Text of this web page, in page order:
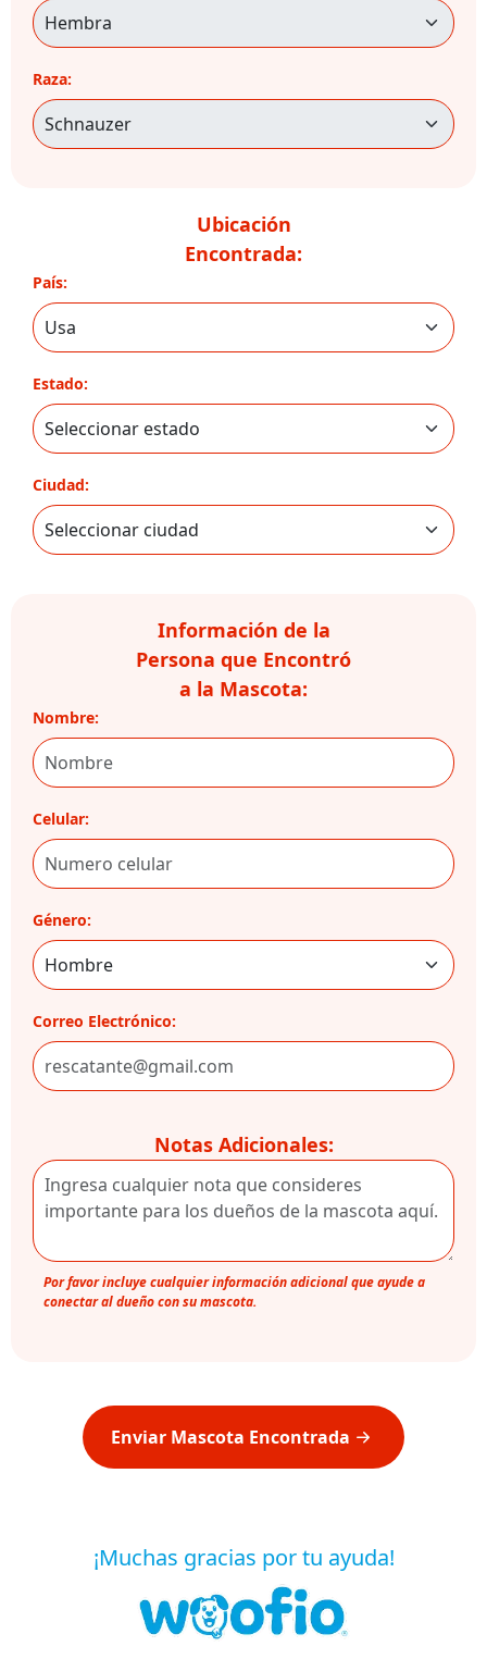
Raza:
Ubicación
Encontrada:
País:
Estado:
Ciudad:
Información de la
Persona que Encontró
a la Mascota:
Nombre:
Celular:
Género:
Correo Electrónico:
Notas Adicionales:
Por favor incluye cualquier información adicional que ayude a
conectar al dueño con su mascota.
Enviar Mascota Encontrada
¡Muchas gracias por tu ayuda!